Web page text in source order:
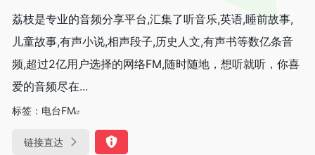
荔枝是专业的音频分享平台,汇集了听音乐,英语,睡前故事,
儿童故事,有声小说,相声段子,历史人文,有声书等数亿条音
频,超过2亿用户选择的网络FM,随时随地，想听就听，你喜
爱的音频尽在...
标签： 电台FM
链接直达